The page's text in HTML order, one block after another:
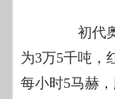
初代奥
为3万5千吨，
每小时5马赫，